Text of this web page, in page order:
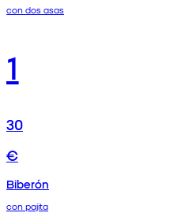
con dos asas
1
30
€
Biberón
con pajita